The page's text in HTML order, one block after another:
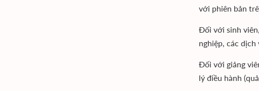
với phiên bản
Đối với sinh
nghiệp, các
Đối với giảng
lý điều hành